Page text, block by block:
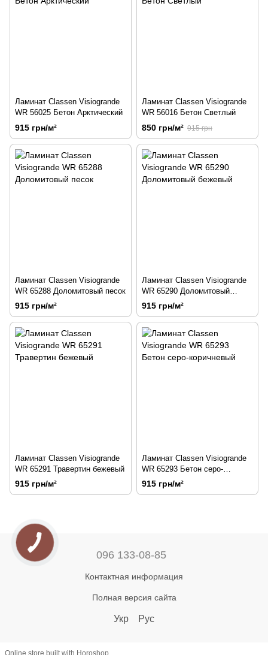
Ламинат Classen Visiogrande
WR 56025 Бетон Арктический
915 грн/м²
Ламинат Classen Visiogrande
WR 56016 Бетон Светлый
850 грн/м² 915 грн
Ламинат Classen Visiogrande
WR 65288 Доломитовый песок
915 грн/м²
Ламинат Classen Visiogrande
WR 65290 Доломитовый
бежевый
915 грн/м²
Ламинат Classen Visiogrande
WR 65291 Травертин бежевый
915 грн/м²
Ламинат Classen Visiogrande
WR 65293 Бетон серо-
коричневый
915 грн/м²
096 133-08-85
Контактная информация
Полная версия сайта
Укр Рус